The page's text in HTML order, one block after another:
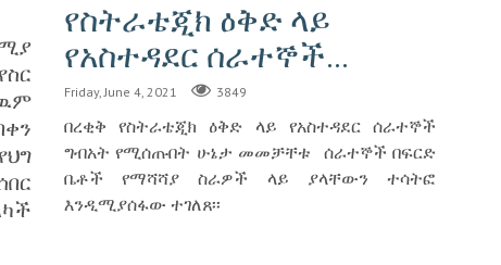
የስትራቴጂክ ዕቅድ ላይ
የአስተዳደር ሰራተኞች...
Friday, June 4, 2021 3849
በረቂቅ የስትራቴጂክ ዕቅድ ላይ የአስተዳደር ሰራተኞች
ግብአት የሚሰጡበት ሁኔታ መመቻቸቱ ሰራተኞች በፍርድ
ቤቶች የማሻሻያ ስራዎች ላይ ያላቸውን ተሳትፎ
እንዲሚያሰፋው ተገለጸ፡፡